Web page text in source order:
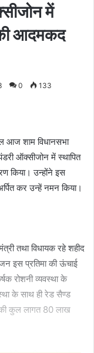
में
आदमकद
0 133
आज शाम विधानसभा
ऑक्सीजोन में स्थापित
किया। उन्होंने इस
कर उन्हें नमन किया।
तथा विधायक रहे शहीद
इस प्रतिमा की ऊंचाई
रोशनी व्यवस्था के
के साथ ही रेड सैण्ड
कुल लागत 80 लाख